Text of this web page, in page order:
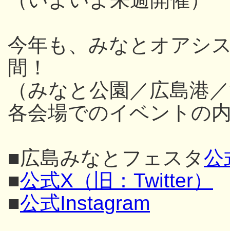
今年も、みなとオアシ
間！
（みなと公園／広島港
各会場でのイベントの
■広島みなとフェスタ公
■公式X（旧：Twitter）
■公式Instagram